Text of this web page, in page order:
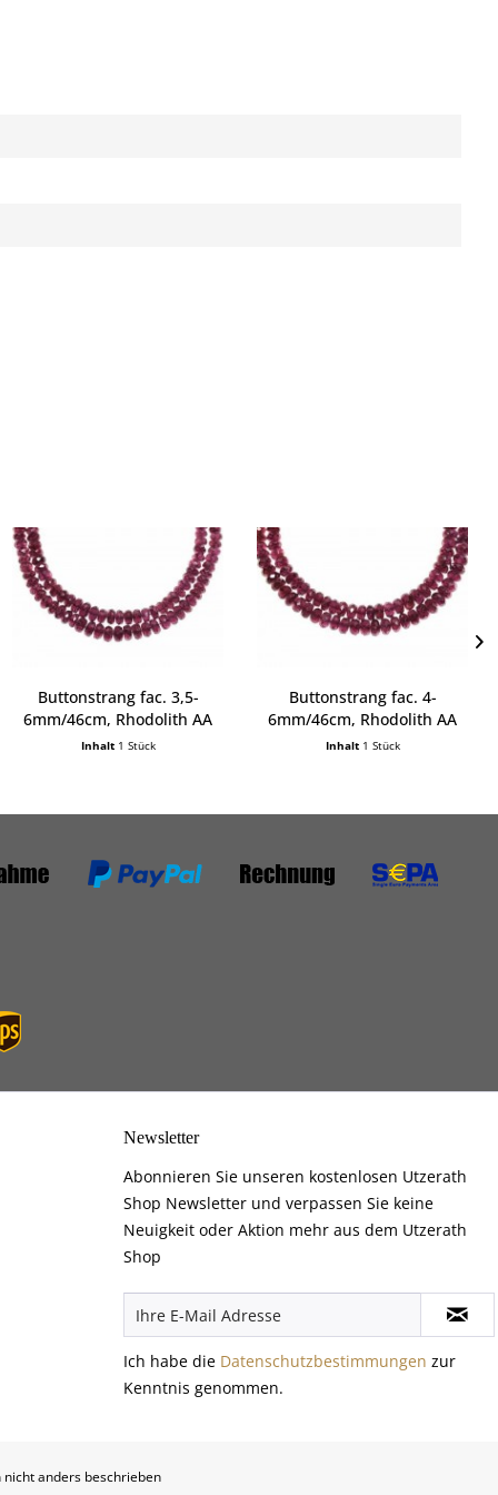
Buttonstrang fac. 3,5-
6mm/46cm, Rhodolith AA
Inhalt 1 Stück
Buttonstrang fac. 4-
6mm/46cm, Rhodolith AA
Inhalt 1 Stück
Newsletter
Abonnieren Sie unseren kostenlosen Utzerath
Shop Newsletter und verpassen Sie keine
Neuigkeit oder Aktion mehr aus dem Utzerath
Shop
Ich habe die Datenschutzbestimmungen zur
Kenntnis genommen.
anders beschrieben